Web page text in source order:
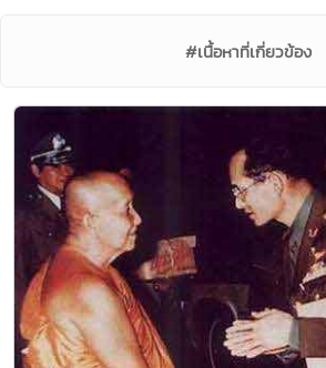
#เนื้อหาที่เกี่ยวข้อง